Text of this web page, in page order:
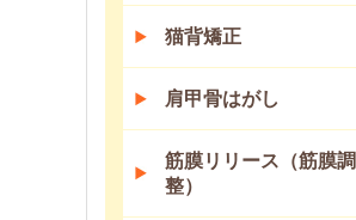
猫背矯正
肩甲骨はがし
筋膜リリース（筋膜調
整）